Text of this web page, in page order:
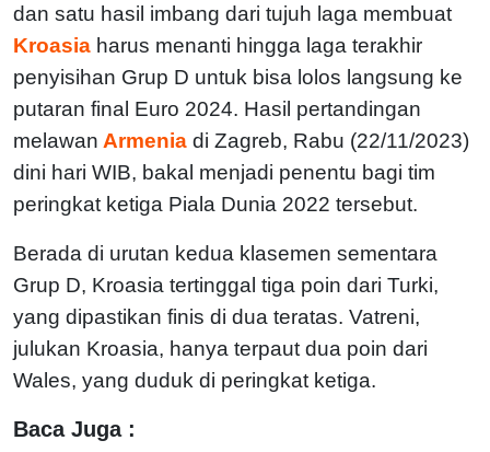
dan satu hasil imbang dari tujuh laga membuat
Kroasia harus menanti hingga laga terakhir
penyisihan Grup D untuk bisa lolos langsung ke
putaran final Euro 2024. Hasil pertandingan
melawan Armenia di Zagreb, Rabu (22/11/2023)
dini hari WIB, bakal menjadi penentu bagi tim
peringkat ketiga Piala Dunia 2022 tersebut.
Berada di urutan kedua klasemen sementara
Grup D, Kroasia tertinggal tiga poin dari Turki,
yang dipastikan finis di dua teratas. Vatreni,
julukan Kroasia, hanya terpaut dua poin dari
Wales, yang duduk di peringkat ketiga.
Baca Juga :